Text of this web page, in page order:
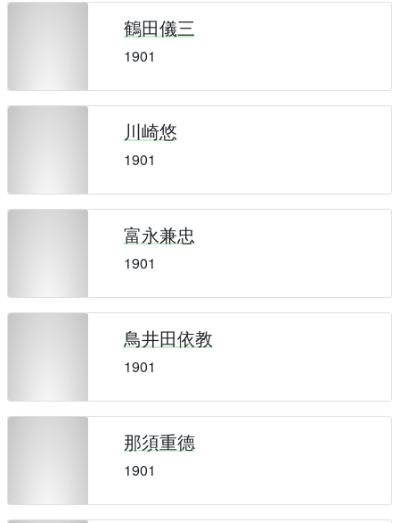
鶴田儀三
1901
川崎悠
1901
富永兼忠
1901
鳥井田依教
1901
那須重德
1901